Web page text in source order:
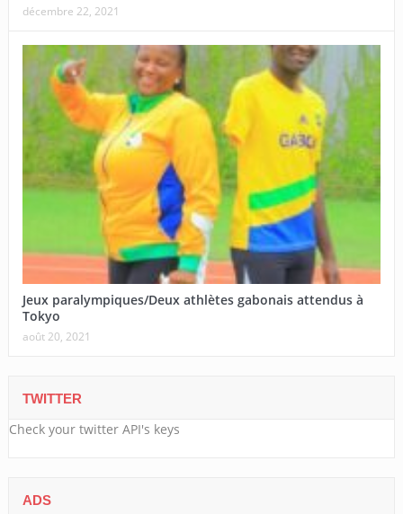
décembre 22, 2021
Jeux paralympiques/Deux athlètes gabonais attendus à
Tokyo
août 20, 2021
TWITTER
Check your twitter API's keys
ADS